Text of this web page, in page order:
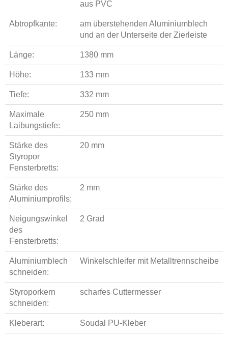
aus PVC
Abtropfkante:
am überstehenden Aluminiumblech
und an der Unterseite der Zierleiste
Länge: 1380 mm
Höhe: 133 mm
Tiefe: 332 mm
Maximale
Laibungstiefe:
250 mm
Stärke des
Styropor
Fensterbretts:
20 mm
Stärke des
Aluminiumprofils:
2 mm
Neigungswinkel
des
Fensterbretts:
2 Grad
Aluminiumblech
schneiden:
Winkelschleifer mit Metalltrennscheibe
Styroporkern
schneiden:
scharfes Cuttermesser
Kleberart: Soudal PU-Kleber